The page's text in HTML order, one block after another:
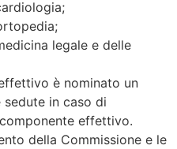
legale e delle
è nominato un
in caso di
effettivo.
della Commissione e le